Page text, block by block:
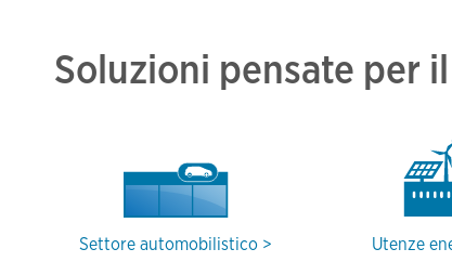
Soluzioni pensate per
Settore automobilistico Utenze